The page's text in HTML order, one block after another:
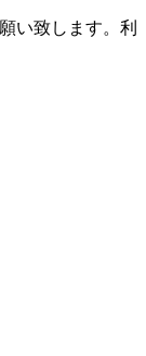
い致します。利